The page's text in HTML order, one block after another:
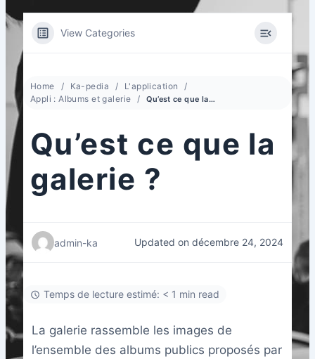
View Categories
Home Ka-pedia
L'application
Appli : Albums et galerie
Qu’est ce que la galerie ?
Qu’est ce que la
galerie ?
admin-ka Updated on décembre 24, 2024
Temps de lecture estimé: < 1 min read
La galerie rassemble les images de
l’ensemble des albums publics proposés par